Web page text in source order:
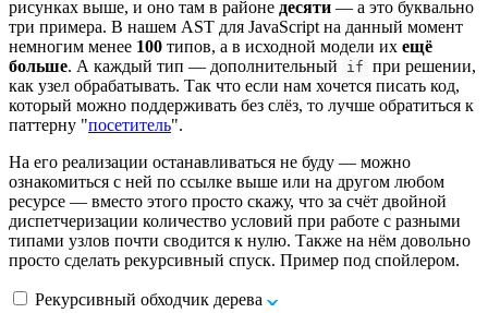
рисунках выше, и оно там в районе десяти — а это буквально
три примера. В нашем AST для JavaScript на данный момент
немногим менее 100 типов, а в исходной модели их ещё
больше. А каждый тип — дополнительный if при решении,
как узел обрабатывать. Так что если нам хочется писать код,
который можно поддерживать без слёз, то лучше обратиться к
паттерну "посетитель".
На его реализации останавливаться не буду — можно
ознакомиться с ней по ссылке выше или на другом любом
ресурсе — вместо этого просто скажу, что за счёт двойной
диспетчеризации количество условий при работе с разными
типами узлов почти сводится к нулю. Также на нём довольно
просто сделать рекурсивный спуск. Пример под спойлером.
Рекурсивный обходчик дерева